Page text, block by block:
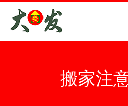
搬家注